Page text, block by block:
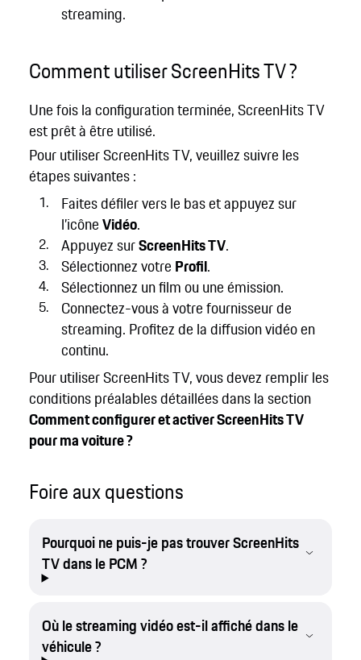
streaming.
Comment utiliser ScreenHits TV ?
Une fois la configuration terminée, ScreenHits TV
est prêt à être utilisé.
Pour utiliser ScreenHits TV, veuillez suivre les
étapes suivantes :
Faites défiler vers le bas et appuyez sur
l’icôneVidéo.
Appuyez surScreenHits TV.
Sélectionnez votre Profil.
Sélectionnez un film ou une émission.
Connectez-vous à votre fournisseur de
streaming. Profitez de la diffusion vidéo en
continu.
Pour utiliser ScreenHits TV, vous devez remplir les
conditions préalables détaillées dans la section
Comment configurer et activer ScreenHits TV
pour ma voiture ?
Foire aux questions
Pourquoi ne puis-je pas trouver ScreenHits
TV dans le PCM ?
Où le streaming vidéo est-il affiché dans le
véhicule ?